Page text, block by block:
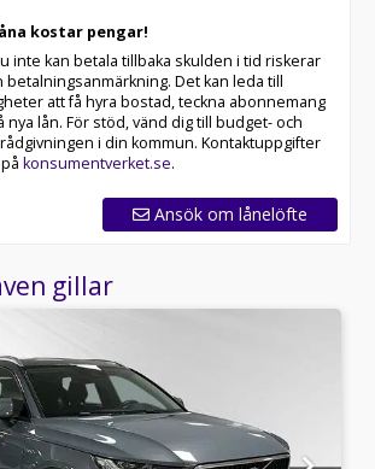
kostar pengar!
inte kan betala tillbaka skulden i tid riskerar
betalningsanmärkning. Det kan leda till
att få hyra bostad, teckna abonnemang
nya lån. För stöd, vänd dig till budget- och
i din kommun. Kontaktuppgifter
konsumentverket.se.
Ansök om lånelöfte
gillar